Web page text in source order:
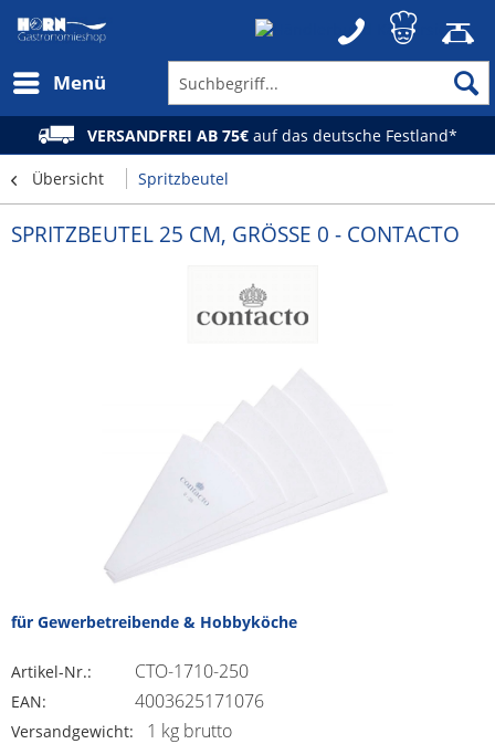
Menü
VERSANDFREI AB 75€ auf das deutsche Festland*
Übersicht Spritzbeutel
SPRITZBEUTEL 25 CM, GRÖSSE 0 - CONTACTO
für Gewerbetreibende & Hobbyköche
Artikel-Nr.: CTO-1710-250
EAN: 4003625171076
Versandgewicht: 1 kg brutto